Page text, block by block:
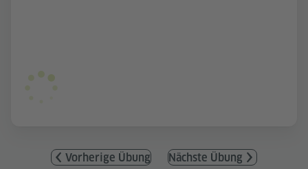
Vorherige Übung Nächste Übung